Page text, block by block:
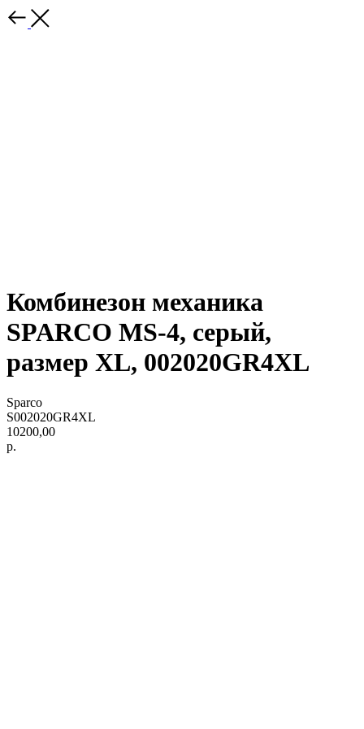
Комбинезон механика
SPARCO MS-4, серый,
размер XL, 002020GR4XL
Sparco
S002020GR4XL
10200,00
р.